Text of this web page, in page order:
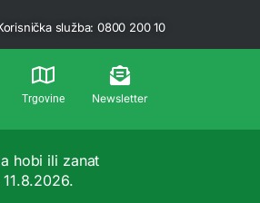
služba: 0800 200 10
Trgovine Newsletter
hobi ili zanat
11.8.2026.